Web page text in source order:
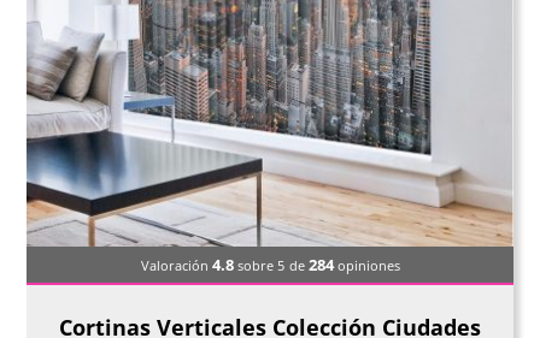
Valoración 4.8sobre 5 de 284opiniones
Cortinas Verticales Colección Ciudades